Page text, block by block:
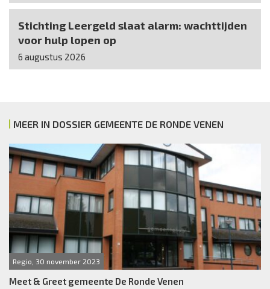
Stichting Leergeld slaat alarm: wachttijden
voor hulp lopen op
6 augustus 2026
MEER IN DOSSIER GEMEENTE DE RONDE VENEN
Regio, 30 november 2023
Meet & Greet gemeente De Ronde Venen